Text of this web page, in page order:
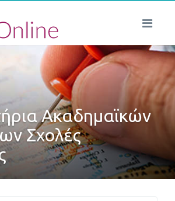
Ακαδημαϊκών
Σχολές